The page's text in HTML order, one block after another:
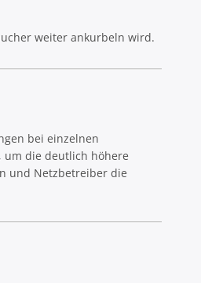
weiter ankurbeln wird.
bei einzelnen
um die deutlich höhere
und Netzbetreiber die